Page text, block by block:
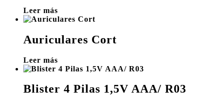
Leer más
Auriculares Cort
Leer más
Blister 4 Pilas 1,5V AAA/ R03